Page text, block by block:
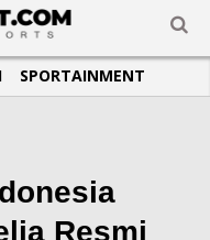
SPORTAINMENT
Resmi